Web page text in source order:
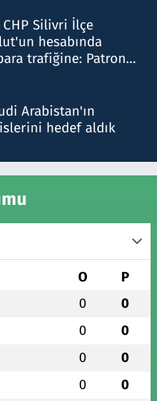
Silivri İlçe
hesabında
trafiğine: Patron
Arabistan'ın
hedef aldık
O P
0 0
0 0
0 0
0 0